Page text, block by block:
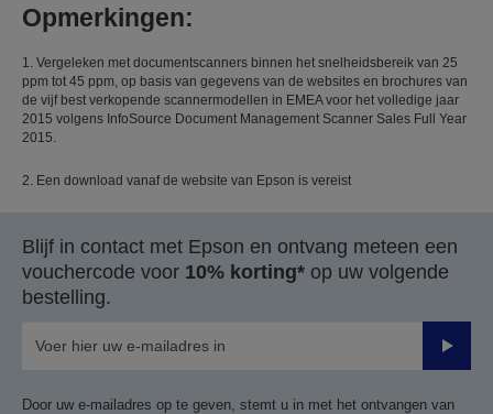
Opmerkingen:
1. Vergeleken met documentscanners binnen het snelheidsbereik van 25
ppm tot 45 ppm, op basis van gegevens van de websites en brochures van
de vijf best verkopende scannermodellen in EMEA voor het volledige jaar
2015 volgens InfoSource Document Management Scanner Sales Full Year
2015.
2. Een download vanaf de website van Epson is vereist
Blijf in contact met Epson en ontvang meteen een
vouchercode voor 10% korting* op uw volgende
bestelling.
Door uw e-mailadres op te geven, stemt u in met het ontvangen van